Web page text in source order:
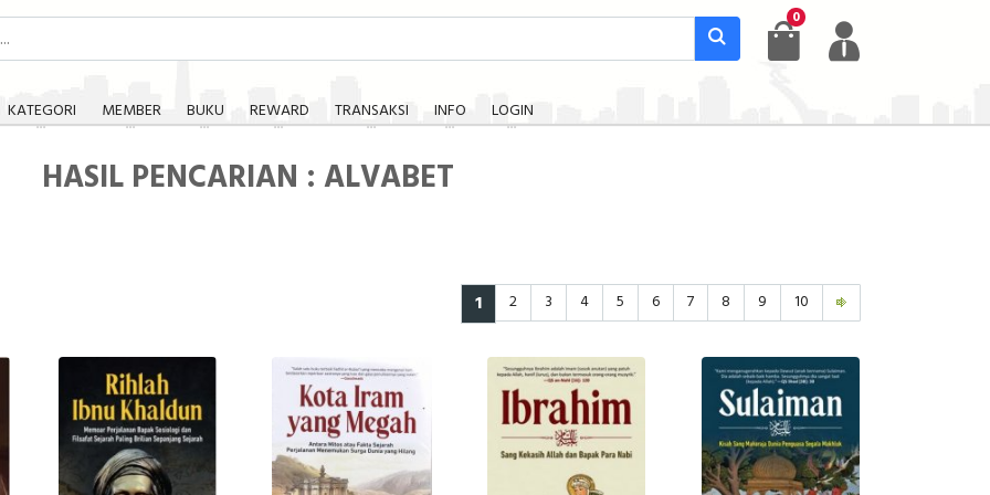
0
KATEGORI MEMBER BUKU REWARD TRANSAKSI INFO LOGIN
HASIL PENCARIAN : ALVABET
1 2 3 4 5 6 7 8 9 10